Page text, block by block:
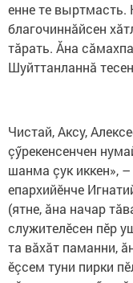
енне те
благочиннăйсен
тăрать. Ăна
Шуйттанланнă
Чистай, Аксу,
çӳрекенсенчен
шанма çук иккен»,
епархийӗнче
(ятне, ăна начар
служителӗсен пӗр
та вăхăт паманни,
ӗçсем туни пирки